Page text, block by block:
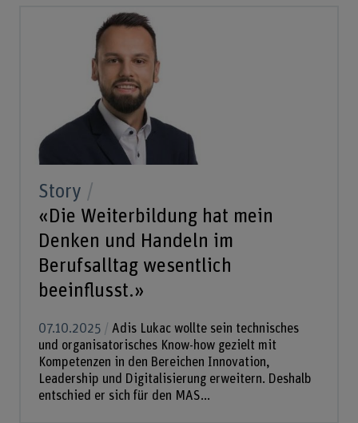
Story
«Die Weiterbildung hat mein
Denken und Handeln im
Berufsalltag wesentlich
beeinflusst.»
07.10.2025
Adis Lukac wollte sein technisches
und organisatorisches Know-how gezielt mit
Kompetenzen in den Bereichen Innovation,
Leadership und Digitalisierung erweitern. Deshalb
entschied er sich für den MAS...